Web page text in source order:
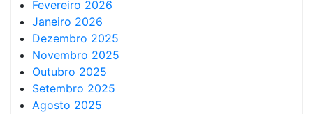
Fevereiro 2026
Janeiro 2026
Dezembro 2025
Novembro 2025
Outubro 2025
Setembro 2025
Agosto 2025